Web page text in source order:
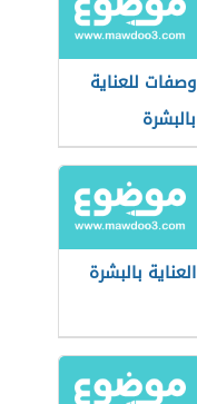
وصفات للعناية
بالبشرة
العناية بالبشرة